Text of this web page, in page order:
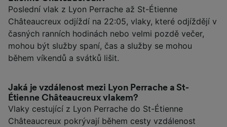
Poslední vlak z Lyon Perrache až St-Étienne
Châteaucreux odjíždí na 22:05, vlaky, které odjíždějí v
časných ranních hodinách nebo velmi pozdě večer,
mohou být služby spaní, čas a služby se mohou
během víkendů a svátků lišit.
Jaká je vzdálenost mezi Lyon Perrache a St-
Étienne Châteaucreux vlakem?
Vlaky cestující z Lyon Perrache do St-Étienne
Châteaucreux pokrývají během cesty vzdálenost